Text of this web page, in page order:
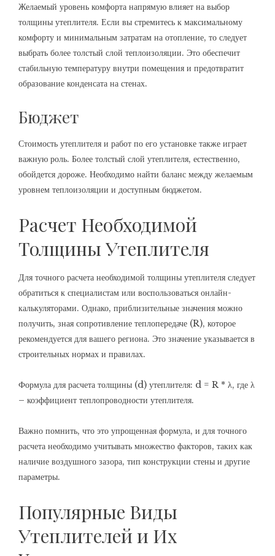
Желаемый уровень комфорта напрямую влияет на выбор
толщины утеплителя. Если вы стремитесь к максимальному
комфорту и минимальным затратам на отопление, то следует
выбрать более толстый слой теплоизоляции. Это обеспечит
стабильную температуру внутри помещения и предотвратит
образование конденсата на стенах.
Бюджет
Стоимость утеплителя и работ по его установке также играет
важную роль. Более толстый слой утеплителя, естественно,
обойдется дороже. Необходимо найти баланс между желаемым
уровнем теплоизоляции и доступным бюджетом.
Расчет Необходимой
Толщины Утеплителя
Для точного расчета необходимой толщины утеплителя следует
обратиться к специалистам или воспользоваться онлайн-
калькуляторами. Однако, приблизительные значения можно
получить, зная сопротивление теплопередаче (R), которое
рекомендуется для вашего региона. Это значение указывается в
строительных нормах и правилах.
Формула для расчета толщины (d) утеплителя: d = R * λ, где λ
– коэффициент теплопроводности утеплителя.
Важно помнить, что это упрощенная формула, и для точного
расчета необходимо учитывать множество факторов, таких как
наличие воздушного зазора, тип конструкции стены и другие
параметры.
Популярные Виды
Утеплителей и Их